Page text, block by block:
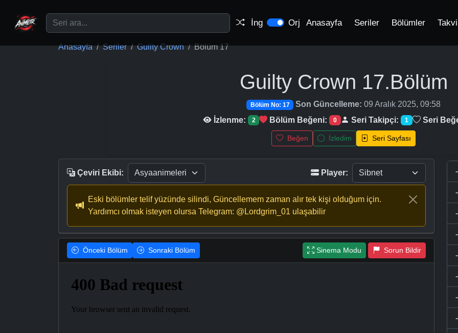
İng Orj Anasayfa Seriler Bölümler
Anasayfa Seriler Guilty Crown Bölüm 17
Guilty Crown 17.Bölüm
Bölüm No: 17 Son Güncelleme: 09 Aralık 2025, 09:58
İzlenme:
2 Bölüm Beğeni: 0 Seri Takipçi: 1 Seri
Beğen İzledim Seri Sayfası
Çeviri Ekibi: Player:
Eski bölümler telif yüzünde silindi, Güncellemem zaman alır tek kişi olduğum için.
Yardımcı olmak isteyen olursa Telegram: @Lordgrim_01 ulaşabilir
Önceki Bölüm Sonraki Bölüm Sinema Modu Sorun Bildir